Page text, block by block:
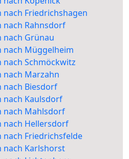
Friedrichshagen
nach Rahnsdorf
nach Grünau
nach Müggelheim
Schmöckwitz
nach Marzahn
nach Biesdorf
nach Kaulsdorf
nach Mahlsdorf
nach Hellersdorf
Friedrichsfelde
nach Karlshorst